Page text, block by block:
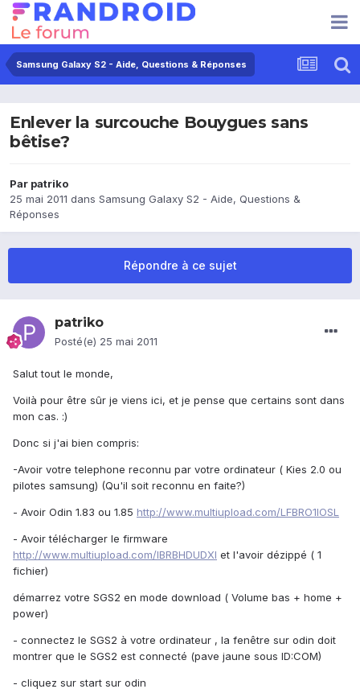
Samsung Galaxy S2 - Aide, Questions & Réponses
Enlever la surcouche Bouygues sans
bêtise?
Par patriko
25 mai 2011 dans Samsung Galaxy S2 - Aide, Questions &
Réponses
Répondre à ce sujet
patriko
Posté(e) 25 mai 2011
Salut tout le monde,
Voilà pour être sûr je viens ici, et je pense que certains sont dans
mon cas. :)
Donc si j'ai bien compris:
-Avoir votre telephone reconnu par votre ordinateur ( Kies 2.0 ou
pilotes samsung) (Qu'il soit reconnu en faite?)
- Avoir Odin 1.83 ou 1.85 http://www.multiupload.com/LFBRO1IOSL
- Avoir télécharger le firmware
http://www.multiupload.com/IBRBHDUDXI et l'avoir dézippé ( 1
fichier)
démarrez votre SGS2 en mode download ( Volume bas + home +
power)
- connectez le SGS2 à votre ordinateur , la fenêtre sur odin doit
montrer que le SGS2 est connecté (pave jaune sous ID:COM)
- cliquez sur start sur odin